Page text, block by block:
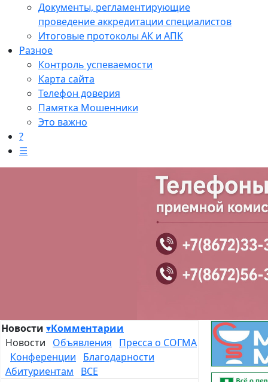
Документы, регламентирующие
проведение аккредитации специалистов
Итоговые протоколы АК и АПК
Разное
Контроль успеваемости
Карта сайта
Телефон доверия
Памятка Мошенники
Это важно
?
☰
Новости ▾Комментарии
Новости Объявления
Пресса о СОГМА
Конференции
Благодарности
Абитуриентам
ВСЕ